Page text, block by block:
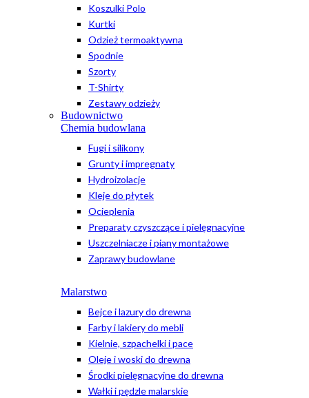
Koszulki Polo
Kurtki
Odzież termoaktywna
Spodnie
Szorty
T-Shirty
Zestawy odzieży
Budownictwo
Chemia budowlana
Fugi i silikony
Grunty i impregnaty
Hydroizolacje
Kleje do płytek
Ocieplenia
Preparaty czyszczące i pielęgnacyjne
Uszczelniacze i piany montażowe
Zaprawy budowlane
Malarstwo
Bejce i lazury do drewna
Farby i lakiery do mebli
Kielnie, szpachelki i pace
Oleje i woski do drewna
Środki pielęgnacyjne do drewna
Wałki i pędzle malarskie